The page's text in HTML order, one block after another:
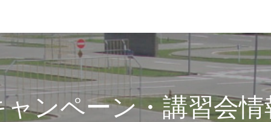
ャンペーン・講習会情